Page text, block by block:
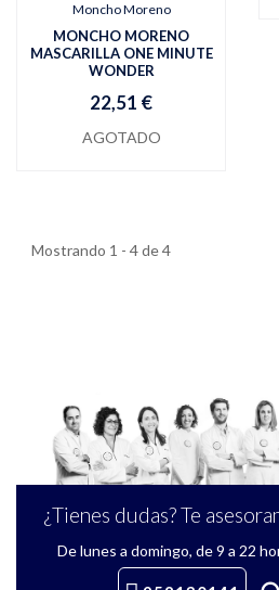
Moncho Moreno
MONCHO MORENO
MASCARILLA ONE MINUTE
WONDER
22,51 €
AGOTADO
Mostrando 1 - 4 de 4
¿Tienes dudas? Te
De lunes a domingo, de 9 a 22